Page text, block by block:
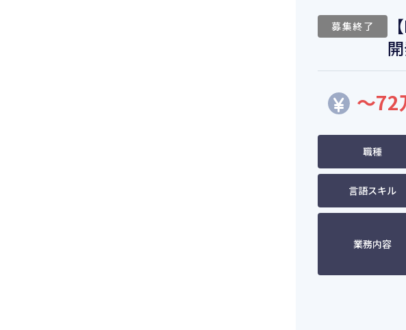
募集終了
～72
職種
言語スキル
業務内容